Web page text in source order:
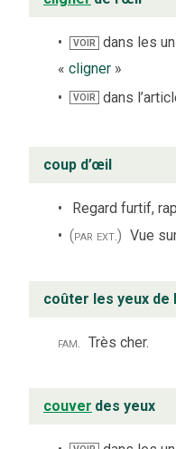
VOIR
dans les
« cligner »
VOIR dans
coup d’œil
Regard furtif,
(par ext.) Vue
coûter les yeux de
fam. Très cher.
couver des yeux